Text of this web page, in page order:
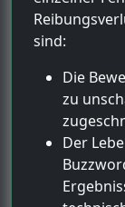
sind:
Die
zu
Der